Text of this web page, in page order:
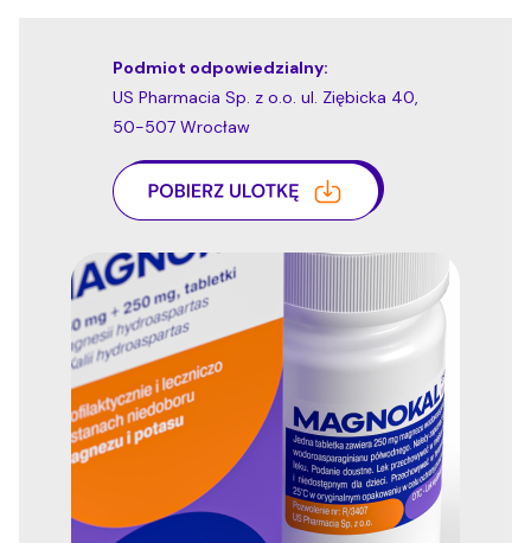
Podmiot odpowiedzialny:
US Pharmacia Sp. z o.o. ul. Ziębicka 40,
50-507 Wrocław